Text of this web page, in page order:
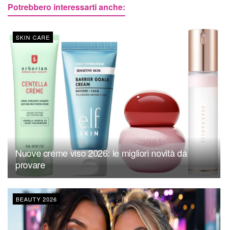
Potrebbero interessarti anche:
SKIN CARE
Nuove creme viso 2026: le migliori novità da
provare
BEAUTY 2026